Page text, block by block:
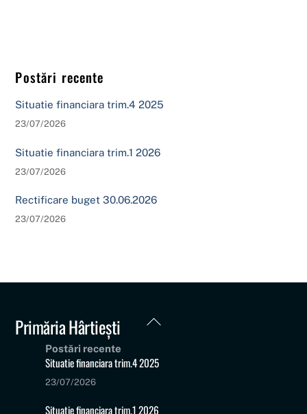
Postări recente
Situatie financiara trim.4 2025
23/07/2026
Situatie financiara trim.1 2026
23/07/2026
Rectificare buget 30.06.2026
23/07/2026
Back
Primăria Hârtiești
Postări recente
Situatie financiara trim.4 2025
23/07/2026
Situatie financiara trim.1 2026